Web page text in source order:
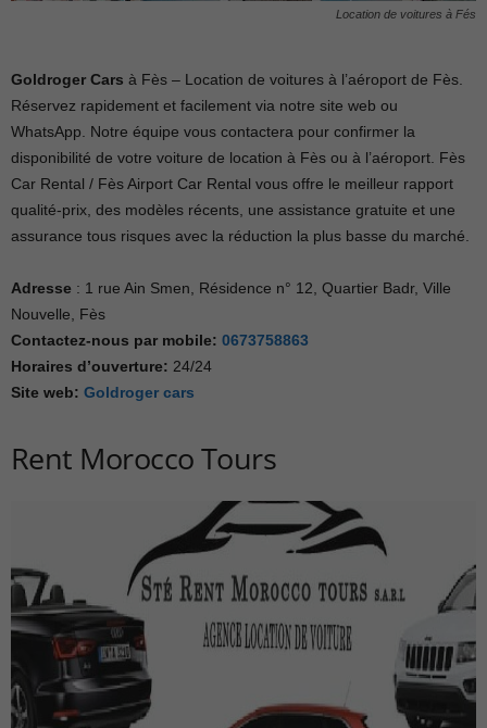
Location de voitures à Fés
Goldroger Cars à Fès – Location de voitures à l’aéroport de Fès.
Réservez rapidement et facilement via notre site web ou
WhatsApp. Notre équipe vous contactera pour confirmer la
disponibilité de votre voiture de location à Fès ou à l’aéroport. Fès
Car Rental / Fès Airport Car Rental vous offre le meilleur rapport
qualité-prix, des modèles récents, une assistance gratuite et une
assurance tous risques avec la réduction la plus basse du marché.
Adresse : 1 rue Ain Smen, Résidence n° 12, Quartier Badr, Ville
Nouvelle, Fès
Contactez-nous par mobile: 0673758863
Horaires d’ouverture: 24/24
Site web: Goldroger cars
Rent Morocco Tours